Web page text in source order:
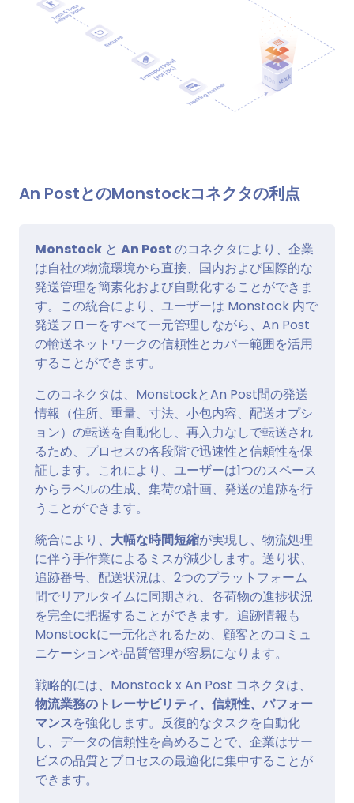
An PostとのMonstockコネクタの利点
Monstock と An Post のコネクタにより、企業
は自社の物流環境から直接、国内および国際的な
発送管理を簡素化および自動化することができま
す。この統合により、ユーザーは Monstock 内で
発送フローをすべて一元管理しながら、An Post
の輸送ネットワークの信頼性とカバー範囲を活用
することができます。
このコネクタは、MonstockとAn Post間の発送
情報（住所、重量、寸法、小包内容、配送オプシ
ョン）の転送を自動化し、再入力なしで転送され
るため、プロセスの各段階で迅速性と信頼性を保
証します。これにより、ユーザーは1つのスペース
からラベルの生成、集荷の計画、発送の追跡を行
うことができます。
統合により、 大幅な時間短縮が実現し、物流処理
に伴う手作業によるミスが減少します。送り状、
追跡番号、配送状況は、2つのプラットフォーム
間でリアルタイムに同期され、各荷物の進捗状況
を完全に把握することができます。追跡情報も
Monstockに一元化されるため、顧客とのコミュ
ニケーションや品質管理が容易になります。
戦略的には、Monstock x An Post コネクタは、
物流業務のトレーサビリティ、信頼性、パフォー
マンスを強化します。反復的なタスクを自動化
し、データの信頼性を高めることで、企業はサー
ビスの品質とプロセスの最適化に集中することが
できます。